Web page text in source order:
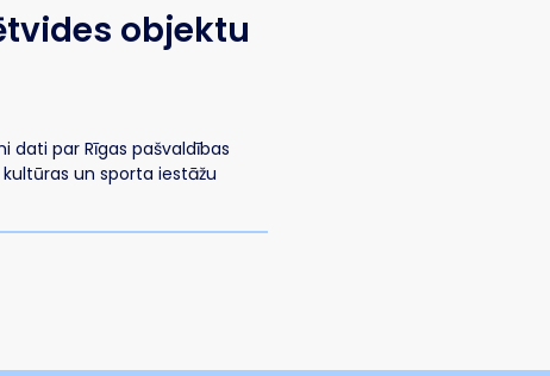
objektu
dati par Rīgas pašvaldības
un sporta iestāžu